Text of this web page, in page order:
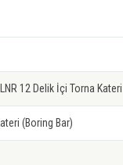
12 Delik İçi Torna Kateri
(Boring Bar)